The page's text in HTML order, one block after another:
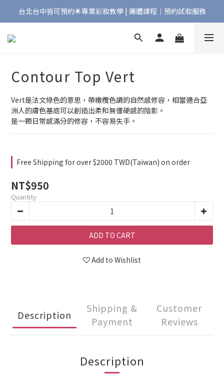
Bonjour!歡迎來到Maqpro | 全店2000免運🇫🇷
台北台中皆可預約🌟專業彩妝教學 | 團體課程｜預約試妝服務
Bonjour!歡迎來到Maqpro | 全店2000免運🇫🇷
Contour Top Vert
Vert是法文綠色的意思，帶橄欖色調的自然感修容，相當適合亞
洲人的膚色基底可以創造出柔和無僵硬感的陰影。
是一顆日常感滿分的修容，不容易失手。
Free Shipping for over $2000 TWD(Taiwan) on order
NT$950
Quantity
ADD TO CART
Add to Wishlist
Description
Shipping &
Payment
Customer
Reviews
Description